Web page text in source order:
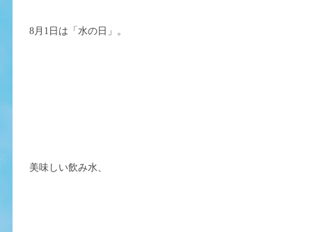
8月1日は「水の日」。
美味しい飲み水、